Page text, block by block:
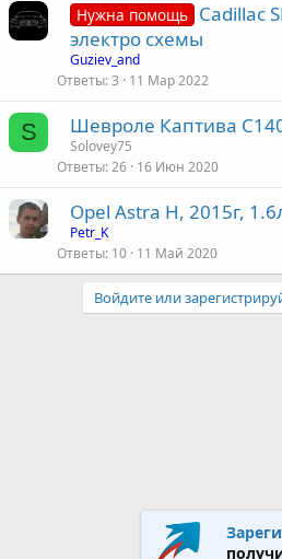
Нужна помощь Cadillac
электро схемы
Guziev_and
Ответы 3 11 Мар 2022
S Шевроле Каптива
Solovey75
Ответы 26 16 Июн 2020
Opel Astra Н, 2015г,
Petr_K
Ответы 10 11 Май 2020
Войдите или